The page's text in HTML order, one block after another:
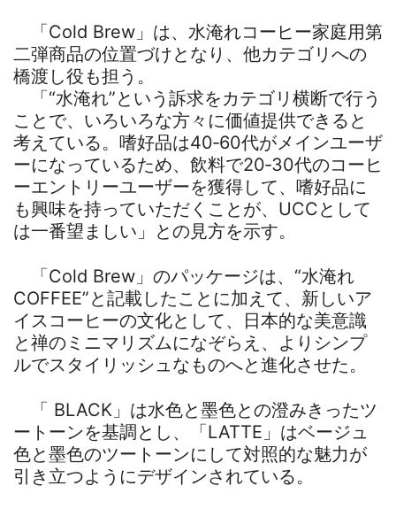
「Cold Brew」は、水淹れコーヒー家庭用第
二弾商品の位置づけとなり、他カテゴリへの
橋渡し役も担う。
「“水淹れ”という訴求をカテゴリ横断で行う
ことで、いろいろな方々に価値提供できると
考えている。嗜好品は40‐60代がメインユーザ
ーになっているため、飲料で20‐30代のコーヒ
ーエントリーユーザーを獲得して、嗜好品に
も興味を持っていただくことが、UCCとして
は一番望ましい」との見方を示す。
「Cold Brew」のパッケージは、“水淹れ
COFFEE”と記載したことに加えて、新しいア
イスコーヒーの文化として、日本的な美意識
と禅のミニマリズムになぞらえ、よりシンプ
ルでスタイリッシュなものへと進化させた。
「 BLACK」は水色と墨色との澄みきったツ
ートーンを基調とし、「LATTE」はベージュ
色と墨色のツートーンにして対照的な魅力が
引き立つようにデザインされている。